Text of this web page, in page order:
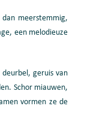
meerstemmig,
een melodieuze
geruis van
Schor miauwen,
vormen ze de